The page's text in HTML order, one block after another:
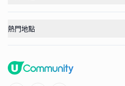
熱門地點